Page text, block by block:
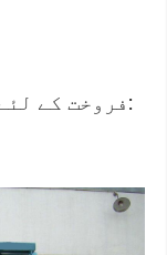
فروخت کے لئے الیکٹرک اسٹیشنری کینچی لفٹ: